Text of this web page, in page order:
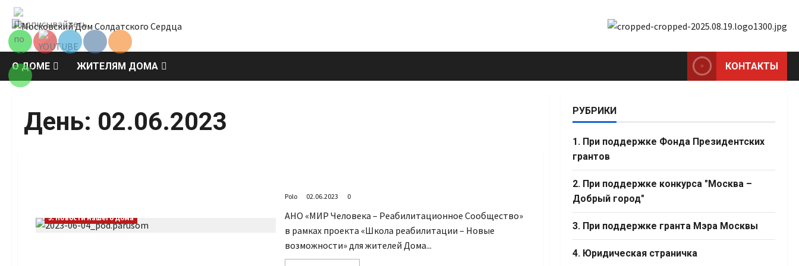
Перейти
содержимому
О ДОМЕ ЖИТЕЛЯМ ДОМА КОНТАКТЫ
День: 02.06.2023
5. Новости нашего Дома
Polo 02.06.2023 0
АНО «МИР Человека – Реабилитационное Сообщество»
в рамках проекта «Школа реабилитации – Новые
возможности» для жителей Дома...
РУБРИКИ
1. При поддержке Фонда Президентских
грантов
2. При поддержке конкурса "Москва –
Добрый город"
3. При поддержке гранта Мэра Москвы
4. Юридическая страничка
Set Youtube
Channel ID